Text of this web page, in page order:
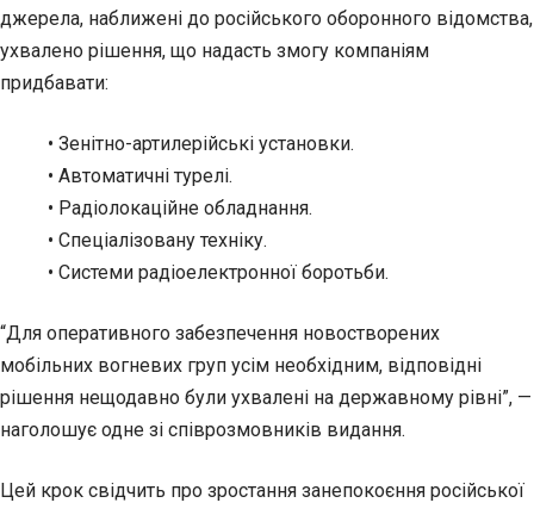
джерела, наближені до російського оборонного відомства,
ухвалено рішення, що надасть змогу компаніям
придбавати:
• Зенітно-артилерійські установки.
• Автоматичні турелі.
• Радіолокаційне обладнання.
• Спеціалізовану техніку.
• Системи радіоелектронної боротьби.
“Для оперативного забезпечення новостворених
мобільних вогневих груп усім необхідним, відповідні
рішення нещодавно були ухвалені на державному рівні”, —
наголошує одне зі співрозмовників видання.
Цей крок свідчить про зростання занепокоєння російської